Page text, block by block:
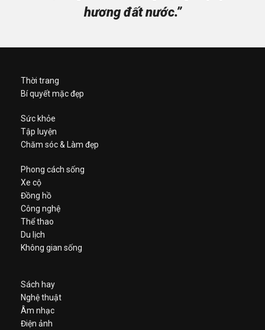
hương đất nước.”
Thời trang
Bí quyết mặc đẹp
Sức khỏe
Tập luyện
Chăm sóc & Làm đẹp
Phong cách sống
Xe cộ
Đồng hồ
Công nghệ
Thể thao
Du lịch
Không gian sống
Sách hay
Nghệ thuật
Âm nhạc
Điện ảnh